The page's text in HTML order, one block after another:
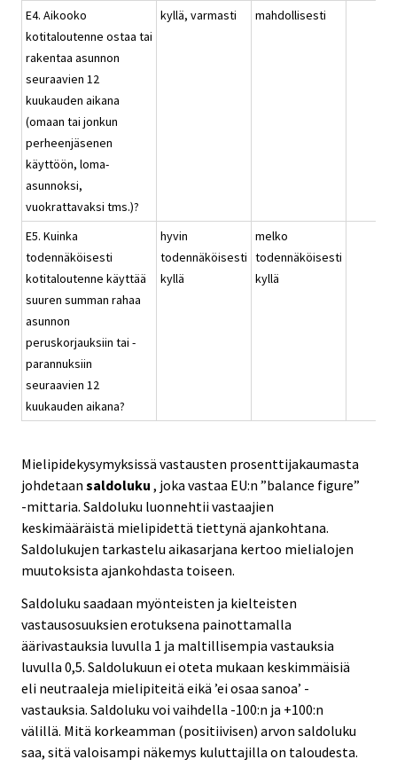
E4. Aikooko
kotitaloutenne ostaa tai
rakentaa asunnon
seuraavien 12
kuukauden aikana
(omaan tai jonkun
perheenjäsenen
käyttöön, loma-
asunnoksi,
vuokrattavaksi tms.)?
kyllä, varmasti mahdollisesti
E5. Kuinka
todennäköisesti
kotitaloutenne käyttää
suuren summan rahaa
asunnon
peruskorjauksiin tai -
parannuksiin
seuraavien 12
kuukauden aikana?
hyvin
todennäköisesti
kyllä
melko
todennäköisesti
kyllä
Mielipidekysymyksissä vastausten prosenttijakaumasta
johdetaan saldoluku , joka vastaa EU:n ”balance figure”
-mittaria. Saldoluku luonnehtii vastaajien
keskimääräistä mielipidettä tiettynä ajankohtana.
Saldolukujen tarkastelu aikasarjana kertoo mielialojen
muutoksista ajankohdasta toiseen.
Saldoluku saadaan myönteisten ja kielteisten
vastausosuuksien erotuksena painottamalla
äärivastauksia luvulla 1 ja maltillisempia vastauksia
luvulla 0,5. Saldolukuun ei oteta mukaan keskimmäisiä
eli neutraaleja mielipiteitä eikä ’ei osaa sanoa’ -
vastauksia. Saldoluku voi vaihdella -100:n ja +100:n
välillä. Mitä korkeamman (positiivisen) arvon saldoluku
saa, sitä valoisampi näkemys kuluttajilla on taloudesta.